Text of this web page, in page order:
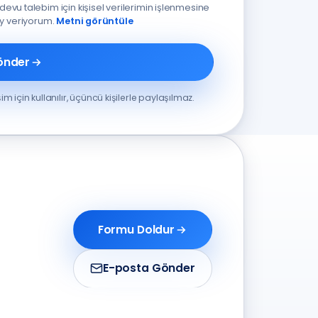
talebim için kişisel verilerimin işlenmesine
veriyorum. Metni görüntüle
için kullanılır, üçüncü kişilerle paylaşılmaz.
Formu Doldur
E-posta Gönder